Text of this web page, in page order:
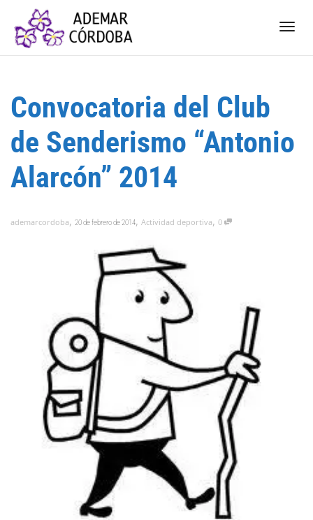
Convocatoria del Club
de Senderismo “Antonio
Alarcón” 2014
ademarcordoba, 20 de febrero de 2014, Actividad deportiva, 0